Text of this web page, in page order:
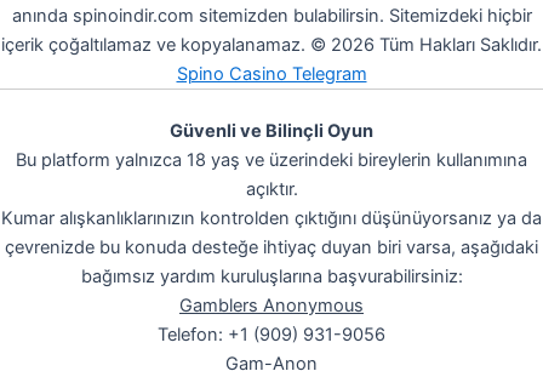
anında spinoindir.com sitemizden bulabilirsin. Sitemizdeki hiçbir
içerik çoğaltılamaz ve kopyalanamaz. © 2026 Tüm Hakları Saklıdır.
Spino Casino Telegram
Güvenli ve Bilinçli Oyun
Bu platform yalnızca 18 yaş ve üzerindeki bireylerin kullanımına
açıktır.
Kumar alışkanlıklarınızın kontrolden çıktığını düşünüyorsanız ya da
çevrenizde bu konuda desteğe ihtiyaç duyan biri varsa, aşağıdaki
bağımsız yardım kuruluşlarına başvurabilirsiniz:
Gamblers Anonymous
Telefon: +1 (909) 931-9056
Gam-Anon